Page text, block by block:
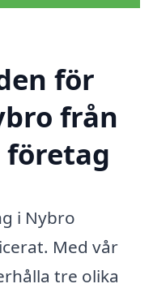
för
från
företag
i Nybro
Med vår
tre olika